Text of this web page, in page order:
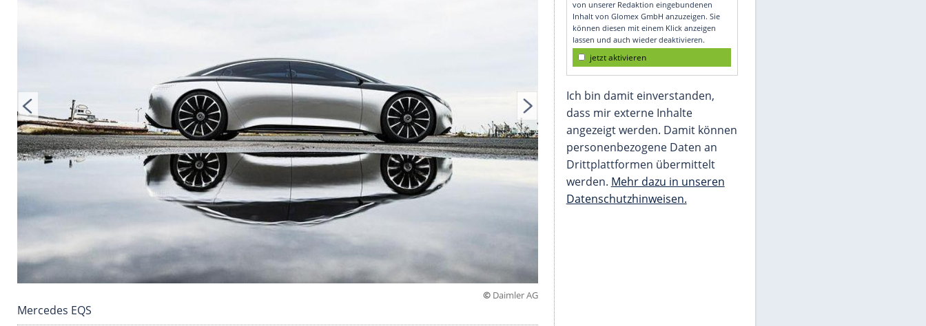
Empfohlener externer Inhalt:
Glomex GmbH
können diesen mit einem Klick anzeigen
lassen und auch wieder deaktivieren.
jetzt aktivieren
Ich bin damit einverstanden,
dass mir externe Inhalte